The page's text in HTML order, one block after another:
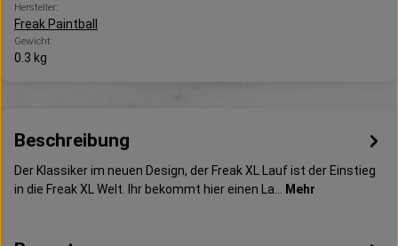
Hersteller:
Freak Paintball
Gewicht:
0.3 kg
Beschreibung
Der Klassiker im neuen Design, der Freak XL Lauf ist der Einstieg
in die Freak XL Welt. Ihr bekommt hier einen La…
Mehr